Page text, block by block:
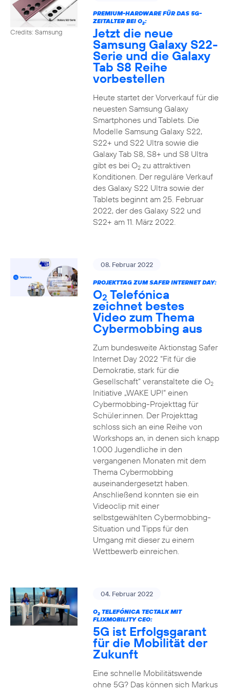
Credits: Samsung
PREMIUM-HARDWARE FÜR DAS 5G-
ZEITALTER BEI O2:
Jetzt die neue
Samsung Galaxy S22-
Serie und die Galaxy
Tab S8 Reihe
vorbestellen
Heute startet der Vorverkauf für die
neuesten Samsung Galaxy
Smartphones und Tablets. Die
Modelle Samsung Galaxy S22,
S22+ und S22 Ultra sowie die
Galaxy Tab S8, S8+ und S8 Ultra
gibt es bei O2zu attraktiven
Konditionen. Der reguläre Verkauf
des Galaxy S22 Ultra sowie der
Tablets beginnt am 25. Februar
2022, der des Galaxy S22 und
S22+ am 11. März 2022.
08. Februar 2022
PROJEKTTAG ZUM SAFER INTERNET DAY:
O2 Telefónica
zeichnet bestes
Video zum Thema
Cybermobbing aus
Zum bundesweite Aktionstag Safer
Internet Day 2022 “Fit für die
Demokratie, stark für die
Gesellschaft” veranstaltete die O2
Initiative „WAKE UP!“ einen
Cybermobbing-Projekttag für
Schüler:innen. Der Projekttag
schloss sich an eine Reihe von
Workshops an, in denen sich knapp
1.000 Jugendliche in den
vergangenen Monaten mit dem
Thema Cybermobbing
auseinandergesetzt haben.
Anschließend konnten sie ein
Videoclip mit einer
selbstgewählten Cybermobbing-
Situation und Tipps für den
Umgang mit dieser zu einem
Wettbewerb einreichen.
04. Februar 2022
O2TELEFÓNICA TECTALK MIT
FLIXMOBILITY CEO:
5G ist Erfolgsgarant
für die Mobilität der
Zukunft
Eine schnelle Mobilitätswende
ohne 5G? Das können sich Markus